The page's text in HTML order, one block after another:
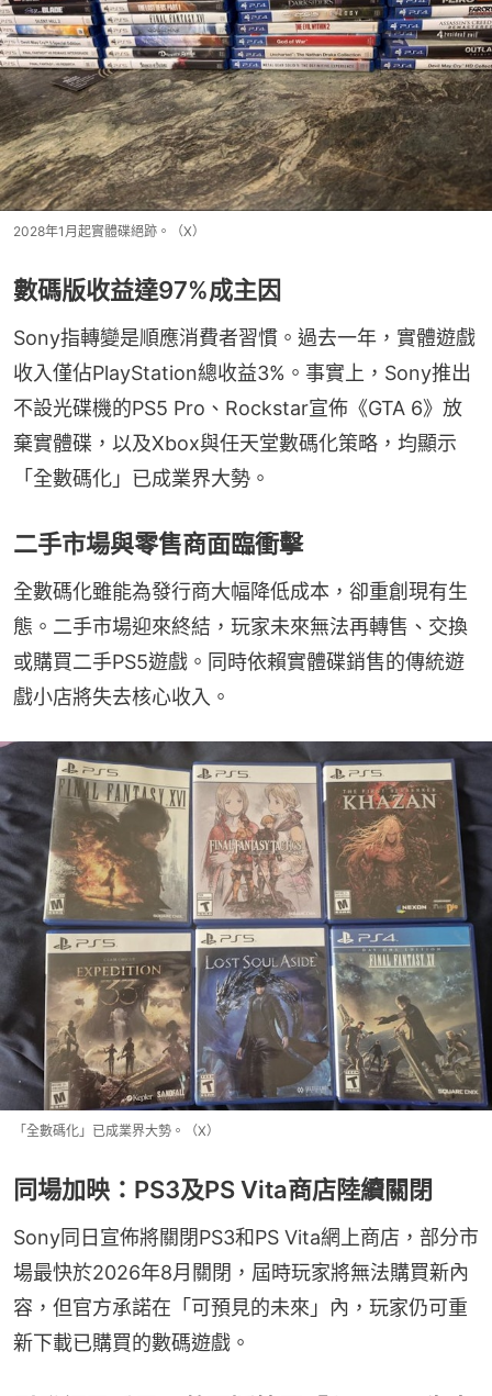
2028年1月起實體碟絕跡。（X）
數碼版收益達97%成主因
Sony指轉變是順應消費者習慣。過去一年，實體遊戲
收入僅佔PlayStation總收益3%。事實上，Sony推出
不設光碟機的PS5 Pro、Rockstar宣佈《GTA 6》放
棄實體碟，以及Xbox與任天堂數碼化策略，均顯示
「全數碼化」已成業界大勢。
二手市場與零售商面臨衝擊
全數碼化雖能為發行商大幅降低成本，卻重創現有生
態。二手市場迎來終結，玩家未來無法再轉售、交換
或購買二手PS5遊戲。同時依賴實體碟銷售的傳統遊
戲小店將失去核心收入。
「全數碼化」已成業界大勢。（X）
同場加映：PS3及PS Vita商店陸續關閉
Sony同日宣佈將關閉PS3和PS Vita網上商店，部分市
場最快於2026年8月關閉，屆時玩家將無法購買新內
容，但官方承諾在「可預見的未來」內，玩家仍可重
新下載已購買的數碼遊戲。